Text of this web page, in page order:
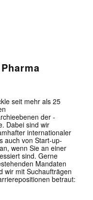
seit mehr als 25
der
Dabei sind wir
internationaler
auch von Start-up-
wenn Sie an einer
sind. Gerne
Mandaten
wir mit Suchaufträgen
betraut: